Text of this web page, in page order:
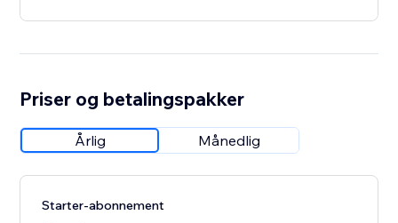
Priser og betalingspakker
Årlig Månedlig
Starter-abonnement